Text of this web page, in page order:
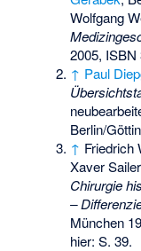
Wolfgang
2005, ISBN
↑ Paul
Berlin/
↑ Friedrich
Xaver
Chirurgie
–
München
hier: S. 39.